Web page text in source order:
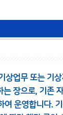
상업무 또는 기
는 장으로, 기존
여 운영합니다.